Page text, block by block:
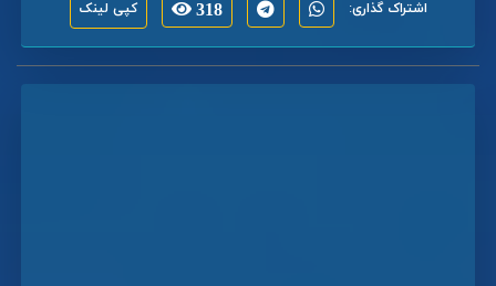
اشتراک گذاری: 318 کپی لینک